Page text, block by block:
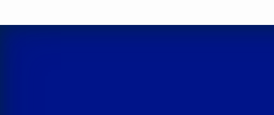
Арнеут Ігор Сергійович